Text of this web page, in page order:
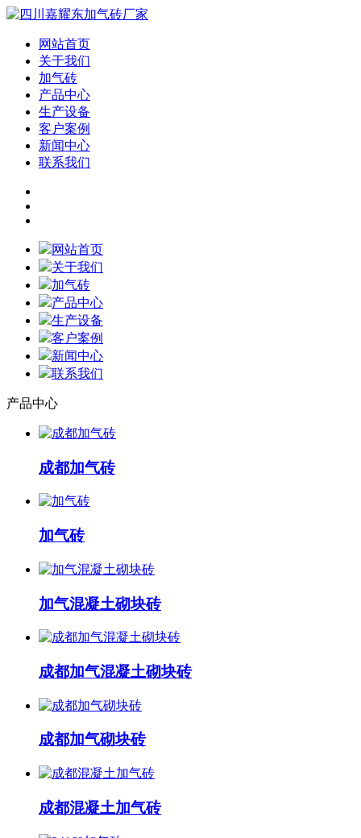
网站首页
关于我们
加气砖
产品中心
生产设备
客户案例
新闻中心
联系我们
网站首页
关于我们
加气砖
产品中心
生产设备
客户案例
新闻中心
联系我们
产品中心
成都加气砖
加气砖
加气混凝土砌块砖
成都加气混凝土砌块砖
成都加气砌块砖
成都混凝土加气砖